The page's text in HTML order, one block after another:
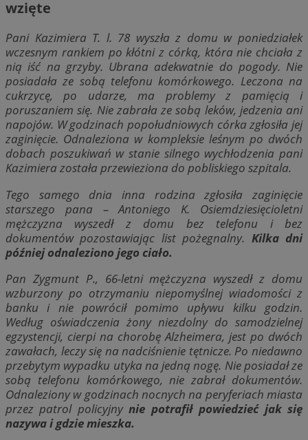
wzięte
Pani Kazimiera T. l. 78 wyszła z domu w poniedziałek
wczesnym rankiem po kłótni z córką, która nie chciała z
nią iść na grzyby. Ubrana adekwatnie do pogody. Nie
posiadała ze sobą telefonu komórkowego. Leczona na
cukrzycę, po udarze, ma problemy z pamięcią i
poruszaniem się. Nie zabrała ze sobą leków, jedzenia ani
napojów. W godzinach popołudniowych córka zgłosiła jej
zaginięcie. Odnaleziona w kompleksie leśnym po dwóch
dobach poszukiwań w stanie silnego wychłodzenia pani
Kazimiera została przewieziona do pobliskiego szpitala.
Tego samego dnia inna rodzina zgłosiła zaginięcie
starszego pana – Antoniego K. Osiemdziesięcioletni
mężczyzna wyszedł z domu bez telefonu i bez
dokumentów pozostawiając list pożegnalny. Kilka dni
później odnaleziono jego ciało.
Pan Zygmunt P., 66-letni mężczyzna wyszedł z domu
wzburzony po otrzymaniu niepomyślnej wiadomości z
banku i nie powrócił pomimo upływu kilku godzin.
Według oświadczenia żony niezdolny do samodzielnej
egzystencji, cierpi na chorobę Alzheimera, jest po dwóch
zawałach, leczy się na nadciśnienie tętnicze. Po niedawno
przebytym wypadku utyka na jedną nogę. Nie posiadał ze
sobą telefonu komórkowego, nie zabrał dokumentów.
Odnaleziony w godzinach nocnych na peryferiach miasta
przez patrol policyjnynie potrafił powiedzieć jak się
nazywa i gdzie mieszka.